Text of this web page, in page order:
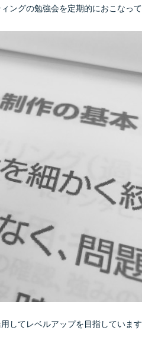
ングの勉強会を定期的におこなって
してレベルアップを目指しています